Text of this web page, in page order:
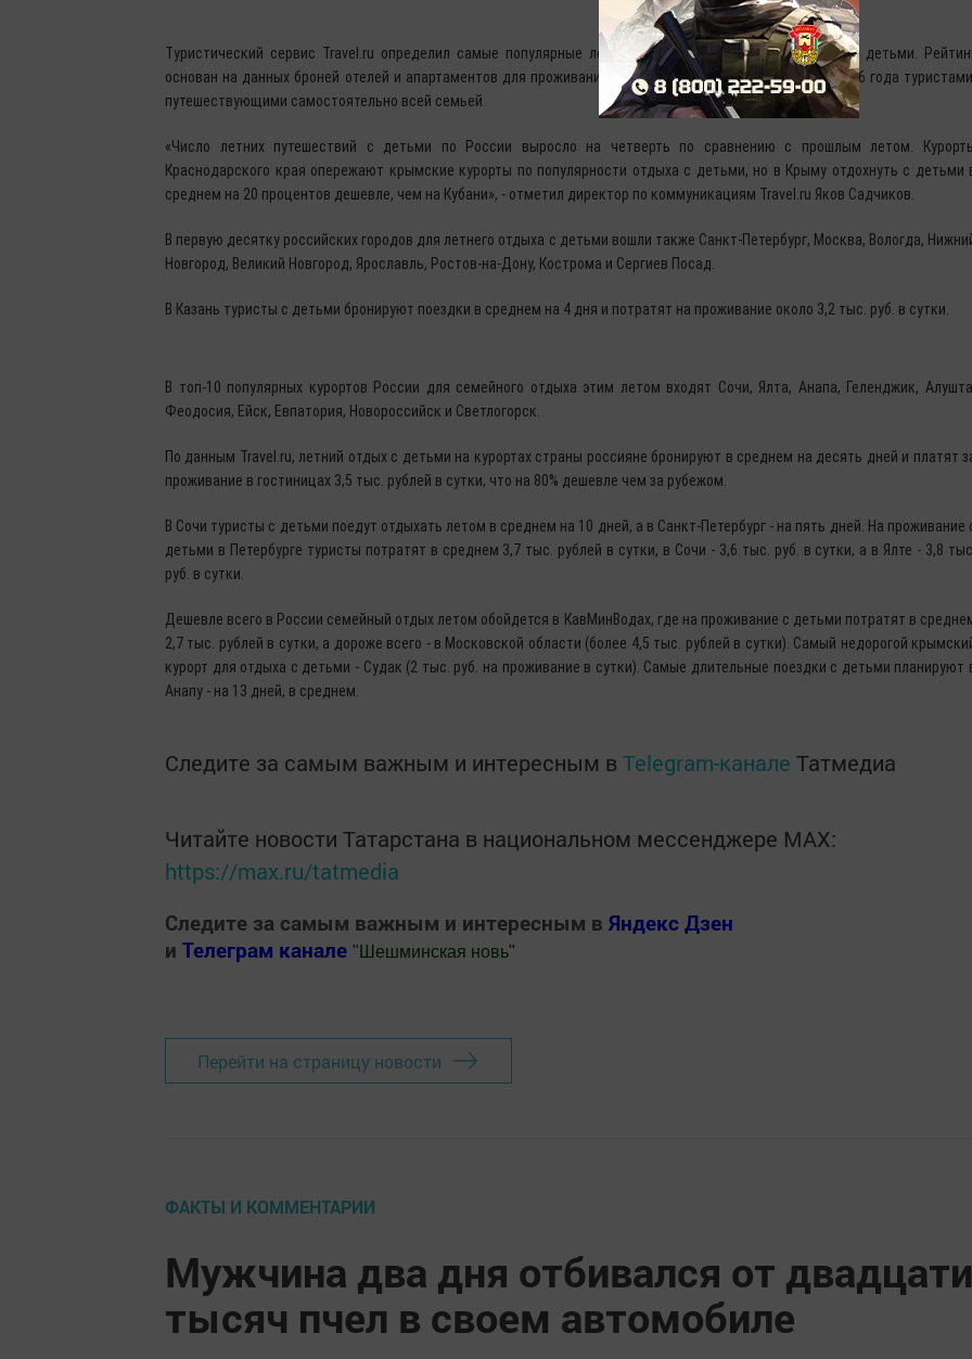
Туристический сервис Travel.ru определил самые популярные летние направления для путешествий с детьми.
основан на данных броней отелей и апартаментов для проживания с детьми с 1 июня по 31 августа 2016 года
путешествующими самостоятельно всей семьей.
«Число летних путешествий с детьми по России выросло на четверть по сравнению с прошлым летом.
Краснодарского края опережают крымские курорты по популярности отдыха с детьми, но в Крыму отдохнуть с детьми
среднем на 20 процентов дешевле, чем на Кубани», - отметил директор по коммуникациям Travel.ru Яков Садчиков.
В первую десятку российских городов для летнего отдыха с детьми вошли также Санкт-Петербург, Москва, Вологда,
Новгород, Великий Новгород, Ярославль, Ростов-на-Дону, Кострома и Сергиев Посад.
В Казань туристы с детьми бронируют поездки в среднем на 4 дня и потратят на проживание около 3,2 тыс. руб. в сутки.
В топ-10 популярных курортов России для семейного отдыха этим летом входят Сочи, Ялта, Анапа, Геленджик,
Феодосия, Ейск, Евпатория, Новороссийск и Светлогорск.
По данным Travel.ru, летний отдых с детьми на курортах страны россияне бронируют в среднем на десять дней и платят
проживание в гостиницах 3,5 тыс. рублей в сутки, что на 80% дешевле чем за рубежом.
В Сочи туристы с детьми поедут отдыхать летом в среднем на 10 дней, а в Санкт-Петербург - на пять дней. На проживание
детьми в Петербурге туристы потратят в среднем 3,7 тыс. рублей в сутки, в Сочи - 3,6 тыс. руб. в сутки, а в Ялте - 3,8
руб. в сутки.
Дешевле всего в России семейный отдых летом обойдется в КавМинВодах, где на проживание с детьми потратят в
2,7 тыс. рублей в сутки, а дороже всего - в Московской области (более 4,5 тыс. рублей в сутки). Самый недорогой
курорт для отдыха с детьми - Судак (2 тыс. руб. на проживание в сутки). Самые длительные поездки с детьми планируют
Анапу - на 13 дней, в среднем.
Следите за самым важным и интересным в Telegram-канале Татмедиа
Читайте новости Татарстана в национальном мессенджере MАХ:
https://max.ru/tatmedia
Следите за самым важным и интересным в Яндекс Дзен
и Телеграм канале " Шешминская новь"
Перейти на страницу новости
ФАКТЫ И КОММЕНТАРИИ
Мужчина два дня отбивался от двадцати
тысяч пчел в своем автомобиле